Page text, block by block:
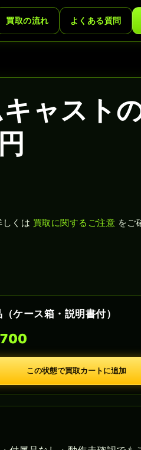
買取の流れ よくある質問
ャスト
くは 買取に関するご注意 をご
（ケース箱・説明書付）
この状態で買取カートに追加